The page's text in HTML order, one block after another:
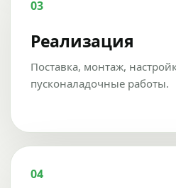
03
Реализация
Поставка, монтаж,
пусконаладочные работы.
04